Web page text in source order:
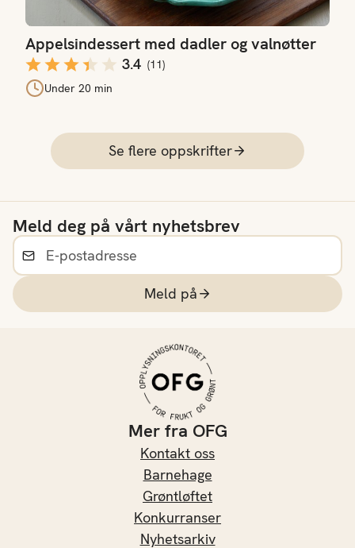
Appelsindessert med dadler og valnøtter
3.4 (11)
Under 20 min
Se flere oppskrifter
Meld deg på vårt nyhetsbrev
Meld på
Mer fra OFG
Kontakt oss
Barnehage
Grøntløftet
Konkurranser
Nyhetsarkiv